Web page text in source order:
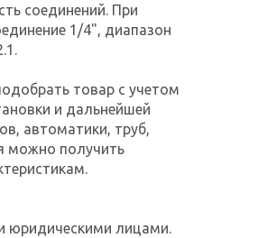
соединений. При
1/4", диапазон
товар с учетом
и дальнейшей
автоматики, труб,
можно получить
юридическими лицами.